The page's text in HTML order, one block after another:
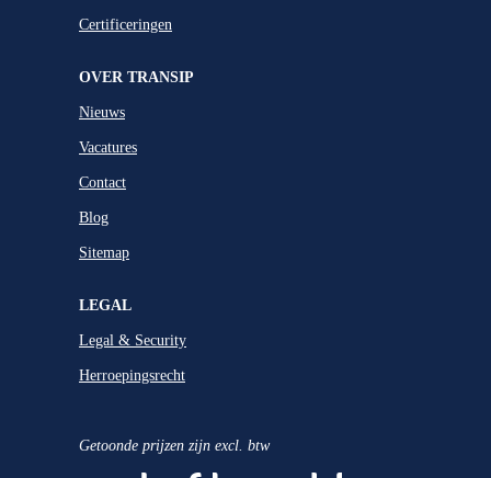
Certificeringen
OVER TRANSIP
Nieuws
Vacatures
Contact
Blog
Sitemap
LEGAL
Legal & Security
Herroepingsrecht
Getoonde prijzen zijn excl. btw